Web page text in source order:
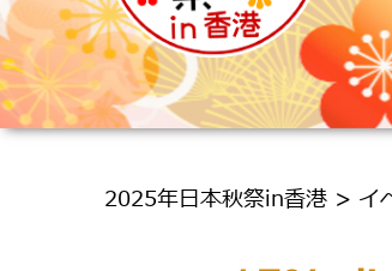
2025年日本秋祭in香港 > イ